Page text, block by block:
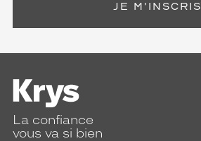
JE M'INSCRIS
La confiance
vous va si bien